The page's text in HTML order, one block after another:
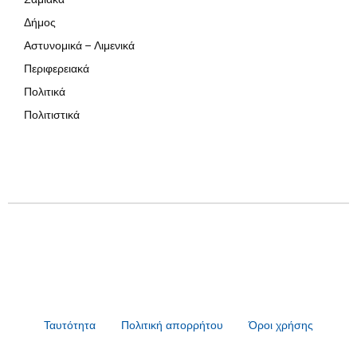
Δήμος
Αστυνομικά – Λιμενικά
Περιφερειακά
Πολιτικά
Πολιτιστικά
Ταυτότητα Πολιτική απορρήτου Όροι χρήσης